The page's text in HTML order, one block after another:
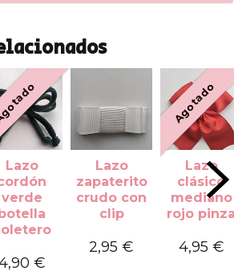
Lazo
verde
€
Lazo
zapaterito
crudo con
clip
2,95 €
Agotado
Lazo
clásico
mediano
rojo pinza
4,95 €